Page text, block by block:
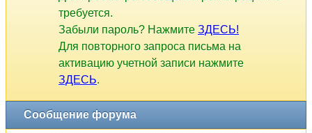
требуется.
Забыли пароль? Нажмите ЗДЕСЬ!
Для повторного запроса письма на
активацию учетной записи нажмите
ЗДЕСЬ.
Сообщение форума